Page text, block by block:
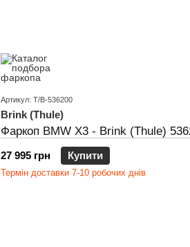
Артикул: T/B-536200
Brink (Thule)
Фаркоп BMW X3 - Brink (Thule)
27 995 грн Купити
Термін доставки 7-10 робочих днів